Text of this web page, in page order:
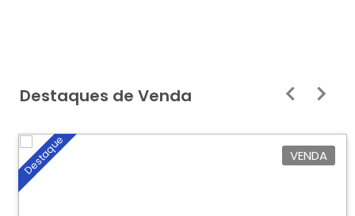
Destaques de Venda
Destaque VENDA